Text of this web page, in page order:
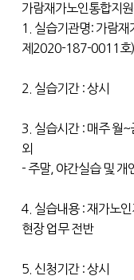
가람재가노인통합지
1. 실습기관명: 가람
제2020-187-0011호)
2. 실습기간 : 상시
3. 실습시간 : 매주 월
외
- 주말, 야간실습 및 개
4. 실습내용 : 재가노
현장 업무 전반
5. 신청기간 : 상시